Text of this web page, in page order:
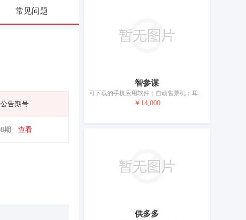
常见问题
告期号
期 查看
智参谋
可下载的手机应用软件；自动售票机；耳机；学习机；视听教学仪器；具有人工智能的人形机器人；带有图书的电子发声装置；全球定位系统（GPS）设备；手机；平板电脑
￥14,000
供多多